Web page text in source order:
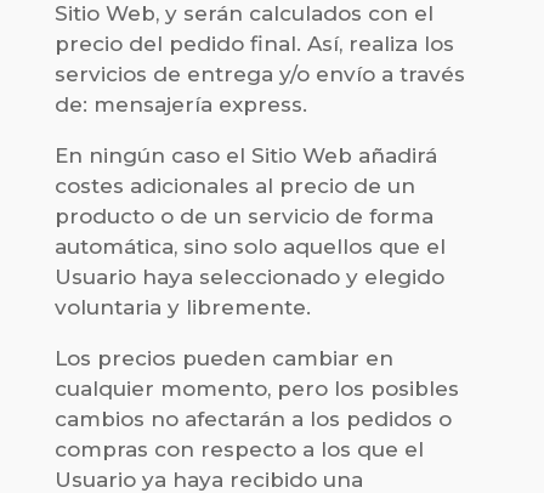
Sitio Web, y serán calculados con el
precio del pedido final. Así, realiza los
servicios de entrega y/o envío a través
de: mensajería express.
En ningún caso el Sitio Web añadirá
costes adicionales al precio de un
producto o de un servicio de forma
automática, sino solo aquellos que el
Usuario haya seleccionado y elegido
voluntaria y libremente.
Los precios pueden cambiar en
cualquier momento, pero los posibles
cambios no afectarán a los pedidos o
compras con respecto a los que el
Usuario ya haya recibido una